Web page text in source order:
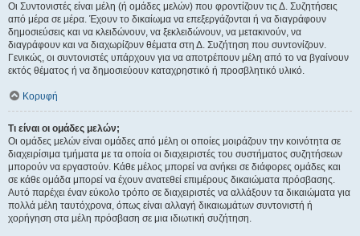
Οι Συντονιστές είναι μέλη (ή ομάδες μελών) που φροντίζουν τις Δ. Συζητήσεις
από μέρα σε μέρα. Έχουν το δικαίωμα να επεξεργάζονται ή να διαγράφουν
δημοσιεύσεις και να κλειδώνουν, να ξεκλειδώνουν, να μετακινούν, να
διαγράφουν και να διαχωρίζουν θέματα στη Δ. Συζήτηση που συντονίζουν.
Γενικώς, οι συντονιστές υπάρχουν για να αποτρέπουν μέλη από το να βγαίνουν
εκτός θέματος ή να δημοσιεύουν καταχρηστικό ή προσβλητικό υλικό.
Κορυφή
Τι είναι οι ομάδες μελών;
Οι ομάδες μελών είναι ομάδες από μέλη οι οποίες μοιράζουν την κοινότητα σε
διαχειρίσιμα τμήματα με τα οποία οι διαχειριστές του συστήματος συζητήσεων
μπορούν να εργαστούν. Κάθε μέλος μπορεί να ανήκει σε διάφορες ομάδες και
σε κάθε ομάδα μπορεί να έχουν ανατεθεί επιμέρους δικαιώματα πρόσβασης.
Αυτό παρέχει έναν εύκολο τρόπο σε διαχειριστές να αλλάξουν τα δικαιώματα για
πολλά μέλη ταυτόχρονα, όπως είναι αλλαγή δικαιωμάτων συντονιστή ή
χορήγηση στα μέλη πρόσβαση σε μια ιδιωτική συζήτηση.